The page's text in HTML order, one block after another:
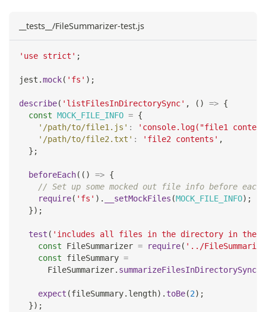
__tests__/FileSummarizer-test.js
'use strict' ;
jest .mock( 'fs' ) ;
describe( 'listFilesInDirectorySync' , ( ) => {
const MOCK_FILE_INFO = {
'/path/to/file1.js' :
'console.log("file1
'/path/to/file2.txt' : 'file2 contents' ,
} ;
beforeEach( ( ) => {
// Set up some mocked out file info before
require( 'fs' ) . __setMockFiles (MOCK_FILE_INFO) ;
}) ;
test ( 'includes all files in the directory in the
const
FileSummarizer = require( '../
const fileSummary =
FileSummarizer. summarizeFilesInDirectorySync
expect (fileSummary. length) . toBe(2) ;
}) ;